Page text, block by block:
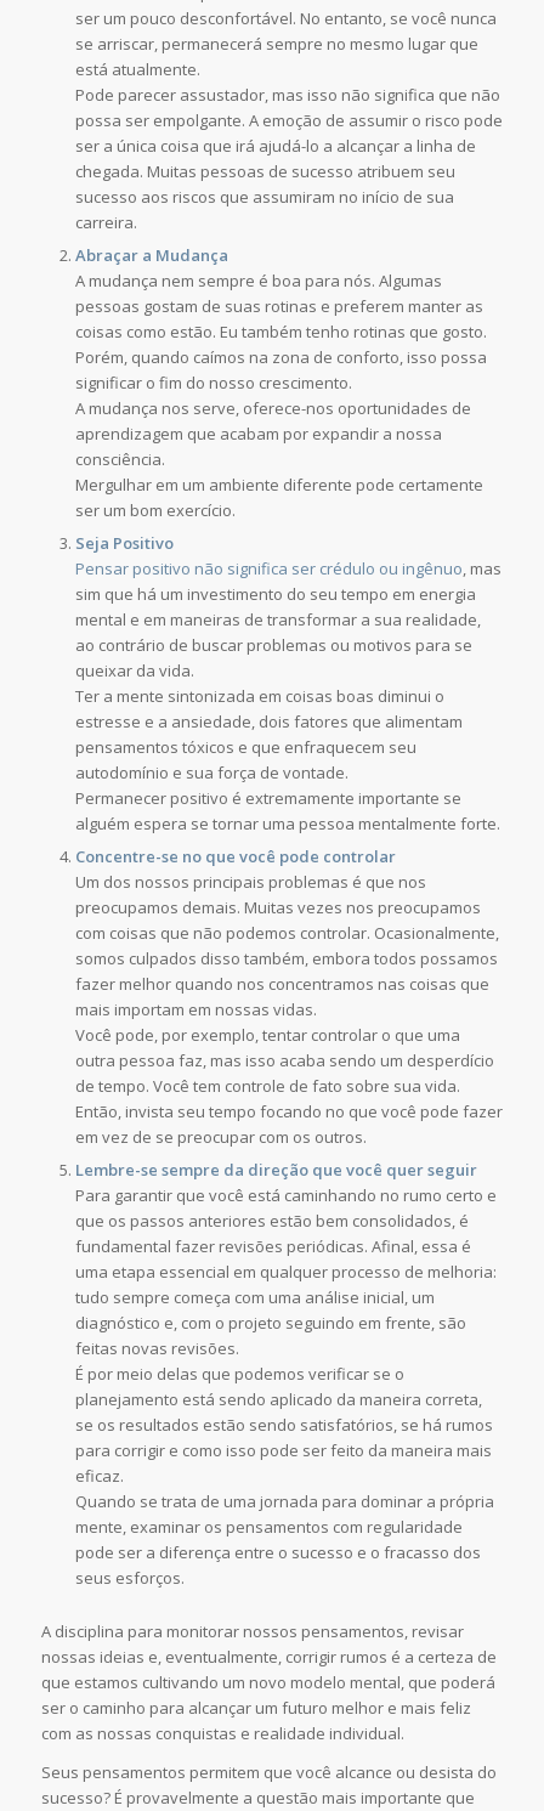
ser um pouco desconfortável. No entanto, se você nunca
se arriscar, permanecerá sempre no mesmo lugar que
está atualmente.
Pode parecer assustador, mas isso não significa que não
possa ser empolgante. A emoção de assumir o risco pode
ser a única coisa que irá ajudá-lo a alcançar a linha de
chegada. Muitas pessoas de sucesso atribuem seu
sucesso aos riscos que assumiram no início de sua
carreira.
Abraçar a Mudança
A mudança nem sempre é boa para nós. Algumas
pessoas gostam de suas rotinas e preferem manter as
coisas como estão. Eu também tenho rotinas que gosto.
Porém, quando caímos na zona de conforto, isso possa
significar o fim do nosso crescimento.
A mudança nos serve, oferece-nos oportunidades de
aprendizagem que acabam por expandir a nossa
consciência.
Mergulhar em um ambiente diferente pode certamente
ser um bom exercício.
Seja Positivo
Pensar positivo não significa ser crédulo ou ingênuo, mas
sim que há um investimento do seu tempo em energia
mental e em maneiras de transformar a sua realidade,
ao contrário de buscar problemas ou motivos para se
queixar da vida.
Ter a mente sintonizada em coisas boas diminui o
estresse e a ansiedade, dois fatores que alimentam
pensamentos tóxicos e que enfraquecem seu
autodomínio e sua força de vontade.
Permanecer positivo é extremamente importante se
alguém espera se tornar uma pessoa mentalmente forte.
Concentre-se no que você pode controlar
Um dos nossos principais problemas é que nos
preocupamos demais. Muitas vezes nos preocupamos
com coisas que não podemos controlar. Ocasionalmente,
somos culpados disso também, embora todos possamos
fazer melhor quando nos concentramos nas coisas que
mais importam em nossas vidas.
Você pode, por exemplo, tentar controlar o que uma
outra pessoa faz, mas isso acaba sendo um desperdício
de tempo. Você tem controle de fato sobre sua vida.
Então, invista seu tempo focando no que você pode fazer
em vez de se preocupar com os outros.
Lembre-se sempre da direção que você quer seguir
Para garantir que você está caminhando no rumo certo e
que os passos anteriores estão bem consolidados, é
fundamental fazer revisões periódicas. Afinal, essa é
uma etapa essencial em qualquer processo de melhoria:
tudo sempre começa com uma análise inicial, um
diagnóstico e, com o projeto seguindo em frente, são
feitas novas revisões.
É por meio delas que podemos verificar se o
planejamento está sendo aplicado da maneira correta,
se os resultados estão sendo satisfatórios, se há rumos
para corrigir e como isso pode ser feito da maneira mais
eficaz.
Quando se trata de uma jornada para dominar a própria
mente, examinar os pensamentos com regularidade
pode ser a diferença entre o sucesso e o fracasso dos
seus esforços.
A disciplina para monitorar nossos pensamentos, revisar
nossas ideias e, eventualmente, corrigir rumos é a certeza de
que estamos cultivando um novo modelo mental, que poderá
ser o caminho para alcançar um futuro melhor e mais feliz
com as nossas conquistas e realidade individual.
Seus pensamentos permitem que você alcance ou desista do
sucesso? É provavelmente a questão mais importante que